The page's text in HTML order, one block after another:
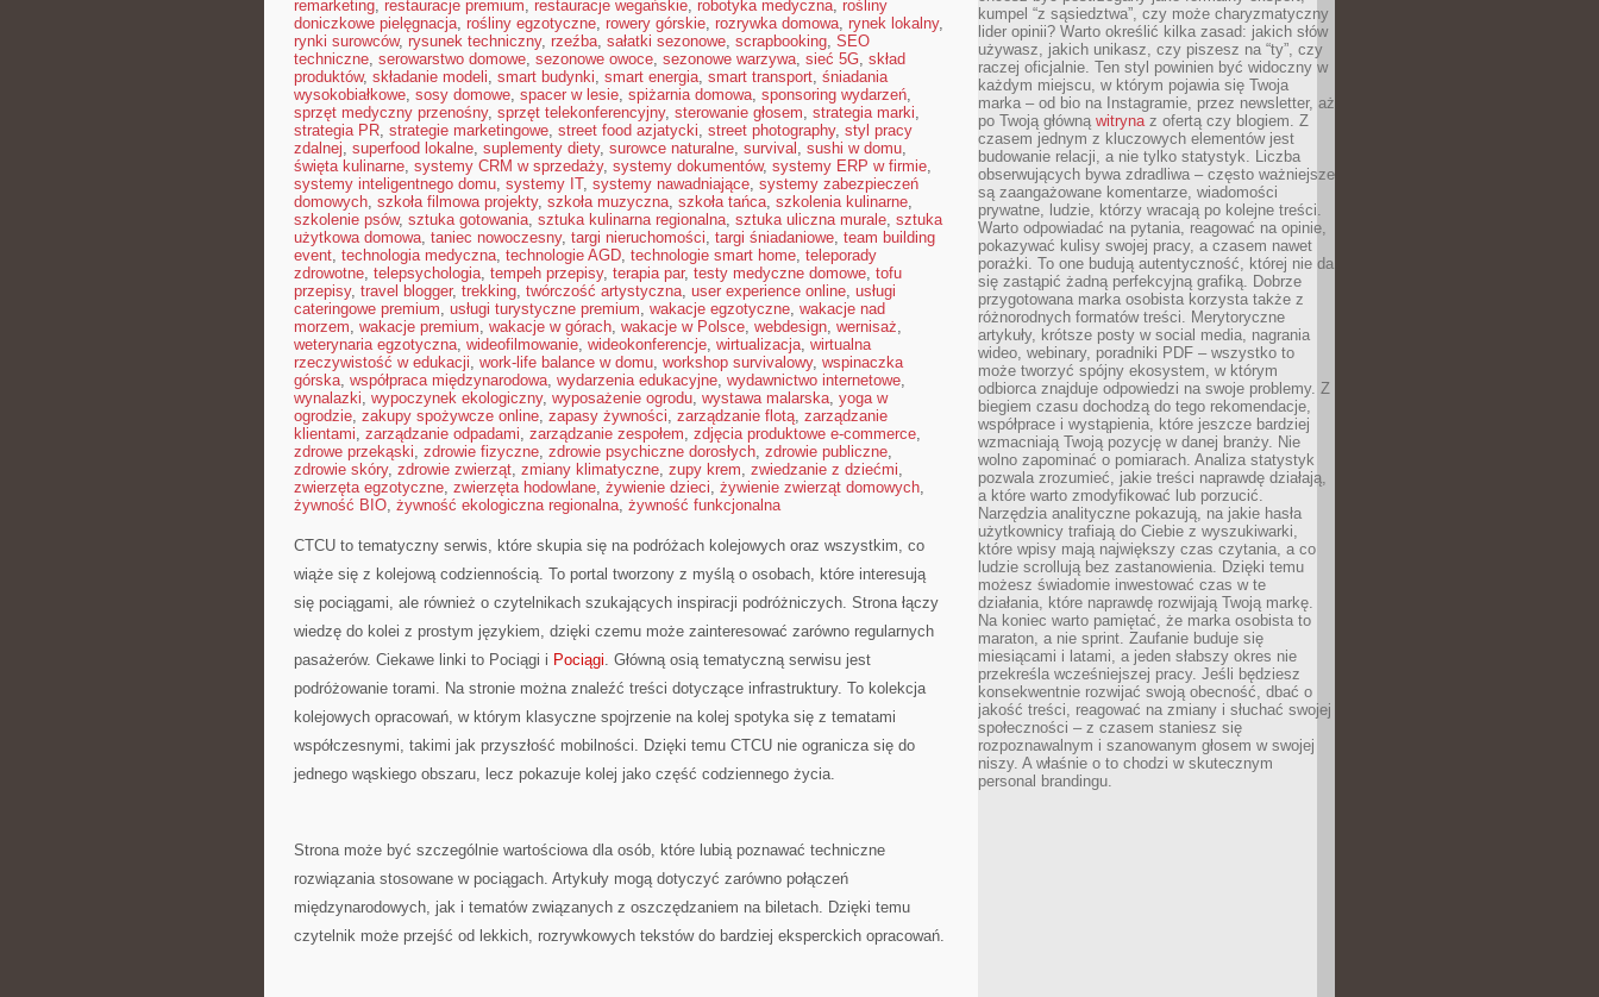
remarketing, restauracje premium, restauracje wegańskie, robotyka medyczna, rośliny
doniczkowe pielęgnacja, rośliny egzotyczne, rowery górskie, rozrywka domowa, rynek lokalny,
rynki surowców, rysunek techniczny, rzeźba, sałatki sezonowe, scrapbooking, SEO
techniczne, serowarstwo domowe, sezonowe owoce, sezonowe warzywa, sieć 5G, skład
produktów, składanie modeli, smart budynki, smart energia, smart transport, śniadania
wysokobiałkowe, sosy domowe, spacer w lesie, spiżarnia domowa, sponsoring wydarzeń,
sprzęt medyczny przenośny, sprzęt telekonferencyjny, sterowanie głosem, strategia marki,
strategia PR, strategie marketingowe, street food azjatycki, street photography, styl pracy
zdalnej, superfood lokalne, suplementy diety, surowce naturalne, survival , sushi w domu,
święta kulinarne, systemy CRM w sprzedaży, systemy dokumentów, systemy ERP w firmie,
systemy inteligentnego domu, systemy IT, systemy nawadniające, systemy zabezpieczeń
domowych, szkoła filmowa projekty, szkoła muzyczna, szkoła tańca, szkolenia kulinarne,
szkolenie psów, sztuka gotowania, sztuka kulinarna regionalna, sztuka uliczna murale, sztuka
użytkowa domowa, taniec nowoczesny, targi nieruchomości, targi śniadaniowe, team building
event, technologia medyczna, technologie AGD, technologie smart home, teleporady
zdrowotne, telepsychologia, tempeh przepisy, terapia par, testy medyczne domowe, tofu
przepisy, travel blogger, trekking, twórczość artystyczna, user experience online, usługi
cateringowe premium, usługi turystyczne premium, wakacje egzotyczne, wakacje nad
morzem, wakacje premium, wakacje w górach, wakacje w Polsce, webdesign, wernisaż,
weterynaria egzotyczna, wideofilmowanie, wideokonferencje, wirtualizacja, wirtualna
rzeczywistość w edukacji, work-life balance w domu, workshop survivalowy, wspinaczka
górska, współpraca międzynarodowa, wydarzenia edukacyjne, wydawnictwo internetowe,
wynalazki, wypoczynek ekologiczny, wyposażenie ogrodu, wystawa malarska, yoga w
ogrodzie, zakupy spożywcze online, zapasy żywności, zarządzanie flotą, zarządzanie
klientami, zarządzanie odpadami, zarządzanie zespołem, zdjęcia produktowe e-commerce,
zdrowe przekąski, zdrowie fizyczne, zdrowie psychiczne dorosłych, zdrowie publiczne,
zdrowie skóry, zdrowie zwierząt, zmiany klimatyczne, zupy krem, zwiedzanie z dziećmi,
zwierzęta egzotyczne, zwierzęta hodowlane, żywienie dzieci, żywienie zwierząt domowych,
żywność BIO, żywność ekologiczna regionalna, żywność funkcjonalna
CTCU to tematyczny serwis, które skupia się na podróżach kolejowych oraz wszystkim, co
wiąże się z kolejową codziennością. To portal tworzony z myślą o osobach, które interesują
się pociągami, ale również o czytelnikach szukających inspiracji podróżniczych. Strona łączy
wiedzę do kolei z prostym językiem, dzięki czemu może zainteresować zarówno regularnych
pasażerów. Ciekawe linki to Pociągi i Pociągi. Główną osią tematyczną serwisu jest
podróżowanie torami. Na stronie można znaleźć treści dotyczące infrastruktury. To kolekcja
kolejowych opracowań, w którym klasyczne spojrzenie na kolej spotyka się z tematami
współczesnymi, takimi jak przyszłość mobilności. Dzięki temu CTCU nie ogranicza się do
jednego wąskiego obszaru, lecz pokazuje kolej jako część codziennego życia.
Strona może być szczególnie wartościowa dla osób, które lubią poznawać techniczne
rozwiązania stosowane w pociągach. Artykuły mogą dotyczyć zarówno połączeń
międzynarodowych, jak i tematów związanych z oszczędzaniem na biletach. Dzięki temu
czytelnik może przejść od lekkich, rozrywkowych tekstów do bardziej eksperckich opracowań.
kumpel “z sąsiedztwa”, czy może charyzmatyczny
lider opinii? Warto określić kilka zasad: jakich słów
używasz, jakich unikasz, czy piszesz na “ty”, czy
raczej oficjalnie. Ten styl powinien być widoczny w
każdym miejscu, w którym pojawia się Twoja
marka – od bio na Instagramie, przez newsletter, aż
po Twoją główną witrynaz ofertą czy blogiem. Z
czasem jednym z kluczowych elementów jest
budowanie relacji, a nie tylko statystyk. Liczba
obserwujących bywa zdradliwa – często ważniejsze
są zaangażowane komentarze, wiadomości
prywatne, ludzie, którzy wracają po kolejne treści.
Warto odpowiadać na pytania, reagować na opinie,
pokazywać kulisy swojej pracy, a czasem nawet
porażki. To one budują autentyczność, której nie da
się zastąpić żadną perfekcyjną grafiką. Dobrze
przygotowana marka osobista korzysta także z
różnorodnych formatów treści. Merytoryczne
artykuły, krótsze posty w social media, nagrania
wideo, webinary, poradniki PDF – wszystko to
może tworzyć spójny ekosystem, w którym
odbiorca znajduje odpowiedzi na swoje problemy. Z
biegiem czasu dochodzą do tego rekomendacje,
współprace i wystąpienia, które jeszcze bardziej
wzmacniają Twoją pozycję w danej branży. Nie
wolno zapominać o pomiarach. Analiza statystyk
pozwala zrozumieć, jakie treści naprawdę działają,
a które warto zmodyfikować lub porzucić.
Narzędzia analityczne pokazują, na jakie hasła
użytkownicy trafiają do Ciebie z wyszukiwarki,
które wpisy mają największy czas czytania, a co
ludzie scrollują bez zastanowienia. Dzięki temu
możesz świadomie inwestować czas w te
działania, które naprawdę rozwijają Twoją markę.
Na koniec warto pamiętać, że marka osobista to
maraton, a nie sprint. Zaufanie buduje się
miesiącami i latami, a jeden słabszy okres nie
przekreśla wcześniejszej pracy. Jeśli będziesz
konsekwentnie rozwijać swoją obecność, dbać o
jakość treści, reagować na zmiany i słuchać swojej
społeczności – z czasem staniesz się
rozpoznawalnym i szanowanym głosem w swojej
niszy. A właśnie o to chodzi w skutecznym
personal brandingu.